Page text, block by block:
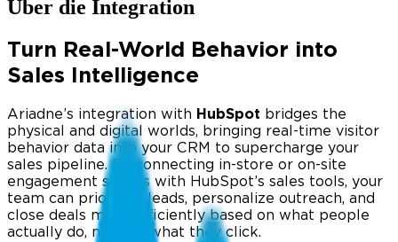
Über die Integration
Turn Real-World Behavior into
Sales Intelligence
Ariadne’s integration with HubSpot bridges the
physical and digital worlds, bringing real-time visitor
behavior data into your CRM to supercharge your
sales pipeline. By connecting in-store or on-site
engagement signals with HubSpot’s sales tools, your
team can prioritize leads, personalize outreach, and
close deals more efficiently based on what people
actually do, not just what they click.